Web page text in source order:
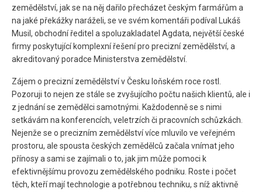
zemědělství, jak se na něj dařilo přecházet českým farmářům a
na jaké překážky naráželi, se ve svém komentáři podíval Lukáš
Musil, obchodní ředitel a spoluzakladatel Agdata, největší české
firmy poskytující komplexní řešení pro precizní zemědělství, a
akreditovaný poradce Ministerstva zemědělství.
Zájem o precizní zemědělství v Česku loňském roce rostl.
Pozoruji to nejen ze stále se zvyšujícího počtu našich klientů, ale i
z jednání se zemědělci samotnými. Každodenně se s nimi
setkávám na konferencích, veletrzích či pracovních schůzkách.
Nejenže se o precizním zemědělství více mluvilo ve veřejném
prostoru, ale spousta českých zemědělců začala vnímat jeho
přínosy a sami se zajímali o to, jak jim může pomoci k
efektivnějšímu provozu zemědělského podniku. Roste i počet
těch, kteří mají technologie a potřebnou techniku, s níž aktivně